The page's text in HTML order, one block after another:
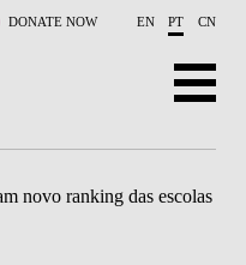
DONATE NOW EN PT CN